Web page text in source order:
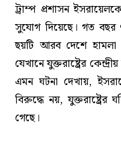
ট্রাম্প প্রশাসন
সুযোগ দিয়েছে। গত বছর
ছয়টি আরব দেশে
যেখানে যুক্তরাষ্ট্রের
এমন ঘটনা দেখায়,
বিরুদ্ধে নয়, যুক্তরাষ্ট্রের
গেছে।